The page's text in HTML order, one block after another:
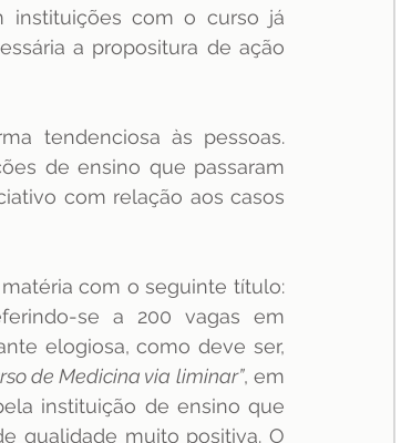
instituições com o curso já
a propositura de ação
tendenciosa às pessoas.
de ensino que passaram
com relação aos casos
se a 200 vagas em
elogiosa, como deve ser,
de Medicina via liminar”, em
instituição de ensino que
qualidade muito positiva. O